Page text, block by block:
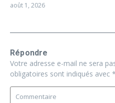
août 1, 2026
Répondre
Votre adresse e-mail ne sera
obligatoires sont indiqués avec *